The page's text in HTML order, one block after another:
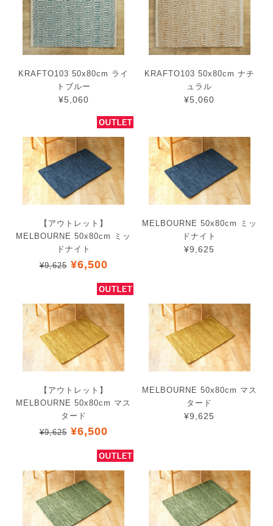
KRAFTO103 50x80cm ライ
トブルー
¥5,060
KRAFTO103 50x80cm ナチ
ュラル
¥5,060
【アウトレット】
MELBOURNE 50x80cm ミッ
ドナイト
¥9,625 ¥6,500
MELBOURNE 50x80cm ミッ
ドナイト
¥9,625
【アウトレット】
MELBOURNE 50x80cm マス
タード
¥9,625 ¥6,500
MELBOURNE 50x80cm マス
タード
¥9,625